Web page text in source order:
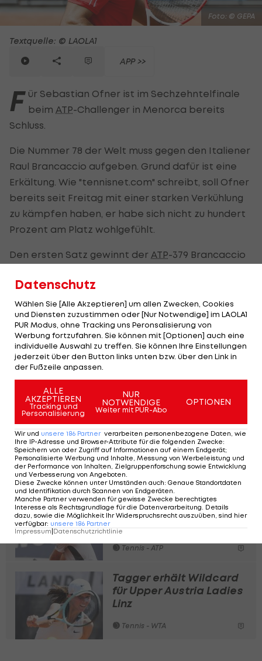
Foto: © GEPA
Textquelle: © LAOLA1
APP >>
F ür Sebastian Ofner ist im Sechzehntelfinale
beim ATP-Challenger in Menorca bereits
Schluss.
Die Nummer 78 der Welt muss gegen den Italiener
Raul Brancaccio aufgeben. Grund dafür ist eine
Erkältung. Wie "tennisnet.com" schreibt, soll Ofner
bereits seit Freitag mit einer starken Verkühlung
zu kämpfen haben, er habe sich nicht zu hundert
Prozent am Platz wohlgefühlt.
Den ersten Satz gewinnt der ATP-379 Brancaccio
bereits Schluss - Brancaccio hatte Ofner da
schon das erste Break abgenommen.
Die größten Grand-Slam-
Ausrufezeichen Österreichs
SLIDESHOW
Keine Chance:
Schwärzler scheitert
Quali
Tennis - ATP
Tagger erhält Wildcard
für Upper Austria Ladies
Linz
Tennis - WTA
Datenschutz
Wählen Sie [Alle Akzeptieren] um allen Zwecken, Cookies
und Diensten zuzustimmen oder [Nur Notwendige] im LAOLA1
PUR Modus, ohne Tracking uns Peronsalisierung von
Werbung fortzufahren. Sie können mit [Optionen] auch eine
individuelle Auswahl zu treffen. Sie können Ihre Einstellungen
jederzeit über den Button links unten bzw. über den Link in
der Fußzeile anpassen.
ALLE
AKZEPTIEREN
Tracking und
Personalisierung
NUR
NOTWENDIGE
Weiter mit PUR-Abo
OPTIONEN
Wir und unsere 186 Partner verarbeiten personenbezogene Daten, wie
Ihre IP-Adresse und Browser-Attribute für die folgenden Zwecke:
Speichern von oder Zugriff auf Informationen auf einem Endgerät;
Personalisierte Werbung und Inhalte, Messung von Werbeleistung und
der Performance von Inhalten, Zielgruppenforschung sowie Entwicklung
und Verbesserung von Angeboten.
Diese Zwecke können unter Umständen auch: Genaue Standortdaten
und Identifikation durch Scannen von Endgeräten.
Manche Partner verwenden für gewisse Zwecke berechtigtes
Interesse als Rechtsgrundlage für die Datenverarbeitung. Details
dazu, sowie die Möglichkeit Ihr Widerspruchsrecht auszuüben, sind hier
verfügbar: unsere 186 Partner
Impressum Datenschutzrichtlinie